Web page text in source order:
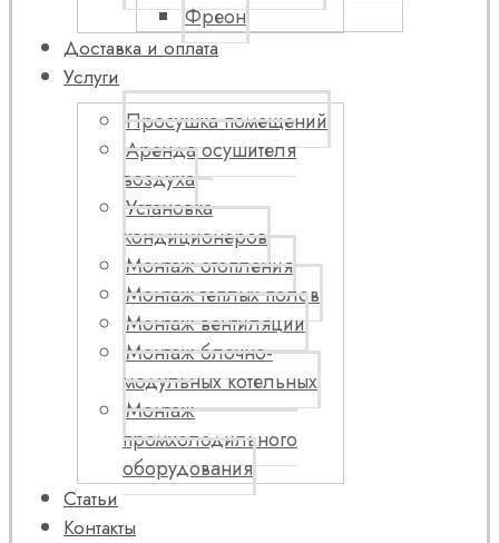
Фреон
Доставка и оплата
Услуги
Просушка помещений
Аренда осушителя
воздуха
Установка
кондиционеров
Монтаж отопления
Монтаж теплых полов
Монтаж вентиляции
Монтаж блочно-
модульных котельных
Монтаж
промхолодильного
оборудования
Статьи
Контакты